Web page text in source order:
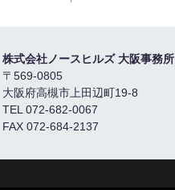
株式会社ノースヒルズ 大阪事務所
〒569-0805
大阪府高槻市上田辺町19-8
TEL 072-682-0067
FAX 072-684-2137